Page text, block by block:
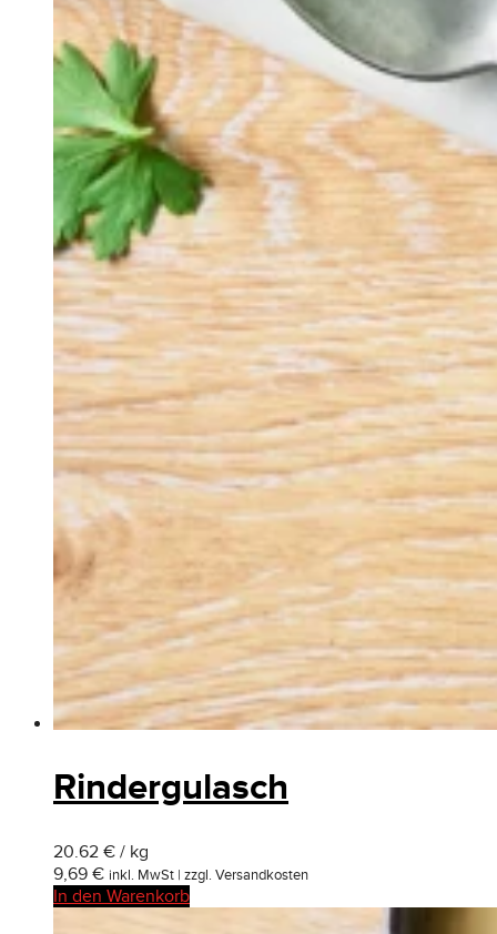
Rindergulasch
20.62 € / kg
9,69 € inkl. MwSt | zzgl. Versandkosten
In den Warenkorb